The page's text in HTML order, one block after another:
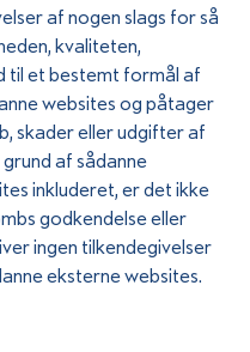
af nogen slags for så
kvaliteten,
til et bestemt formål af
websites og påtager
skader eller udgifter af
af sådanne
inkluderet, er det ikke
godkendelse eller
ingen tilkendegivelser
eksterne websites.